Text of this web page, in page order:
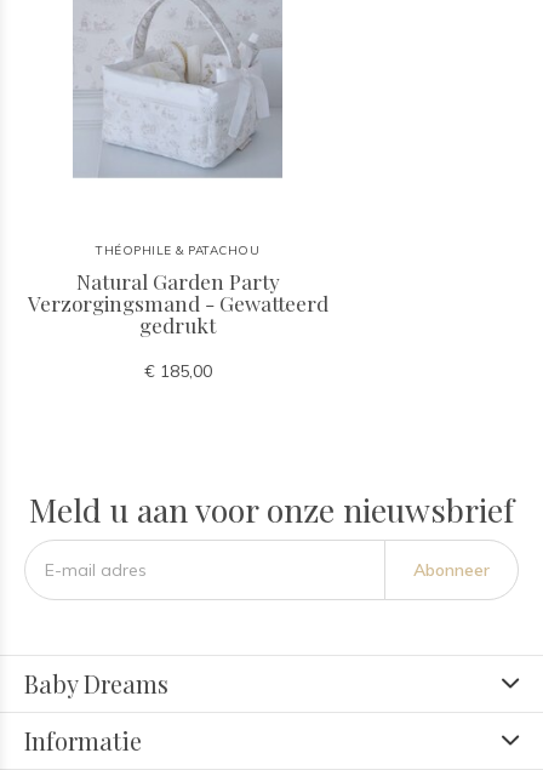
THÉOPHILE & PATACHOU
Natural Garden Party
Verzorgingsmand - Gewatteerd
gedrukt
€ 185,00
Meld u aan voor onze nieuwsbrief
Abonneer
Baby Dreams
Informatie